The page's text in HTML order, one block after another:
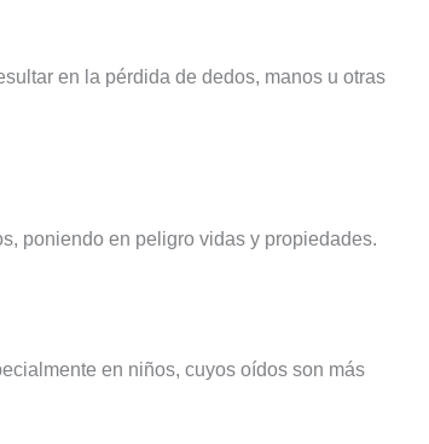
en la pérdida de dedos, manos u otras
poniendo en peligro vidas y propiedades.
en niños, cuyos oídos son más